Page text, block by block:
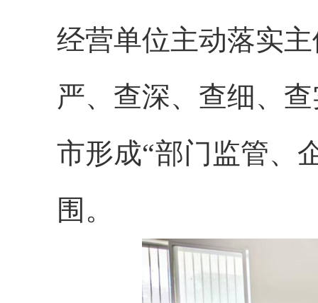
经营单位主动落实
严、查深、查细、
市形成“部门监管、
围。